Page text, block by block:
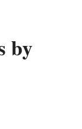
by